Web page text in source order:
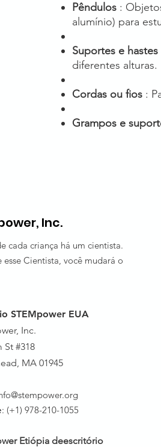
Pêndulos :
alumínio) para
Suportes e hastes
diferentes alturas.
Cordas ou fios :
Grampos e
Inc.
cada criança há um cientista.
esse Cientista, você mudará o
STEMpower EUA
Inc.
St #318
MA 01945
: (+1) 978-210-1055
Etiópia deescritório